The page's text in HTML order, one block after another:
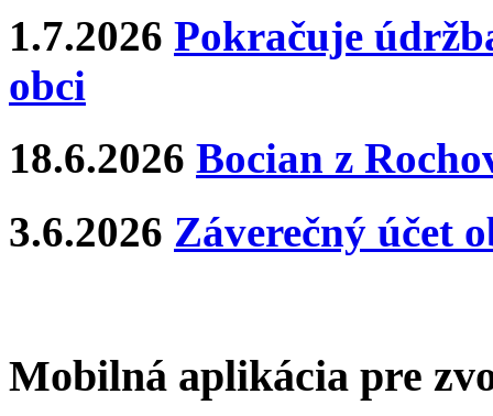
1.7.2026 Pokračuje
obci
18.6.2026 Bocian z
3.6.2026 Záverečný účet
Mobilná aplikácia pre